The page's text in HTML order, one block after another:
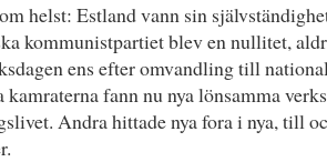
helst: Estland vann sin
kommunistpartiet blev en nullitet,
ens efter omvandling till
kamraterna fann nu nya lönsamma
Andra hittade nya fora i nya, till